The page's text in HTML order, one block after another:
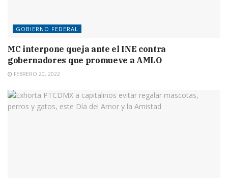
GOBIERNO FEDERAL
MC interpone queja ante el INE contra
gobernadores que promueve a AMLO
FEBRERO 20, 2022